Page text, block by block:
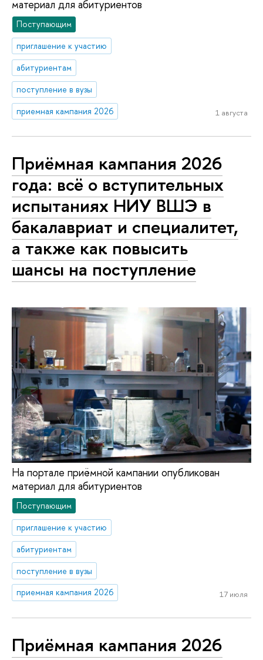
материал для абитуриентов
Поступающим
приглашение к участию
абитуриентам
поступление в вузы
приемная кампания 2026
1 августа
Приёмная кампания 2026
года: всё о вступительных
испытаниях НИУ ВШЭ в
бакалавриат и специалитет,
а также как повысить
шансы на поступление
На портале приёмной кампании опубликован
материал для абитуриентов
Поступающим
приглашение к участию
абитуриентам
поступление в вузы
приемная кампания 2026
17 июля
Приёмная кампания 2026